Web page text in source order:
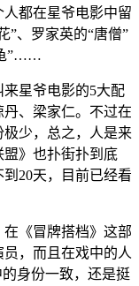
都在星爷电影中留
”、罗家英的“唐僧”
”……
星爷电影的5大配
、梁家仁。不过在
少，总之，人是来
》也扑街扑到底
20天，目前已经看
《冒牌搭档》这部
，而且在戏中的人
身份一致，还是挺